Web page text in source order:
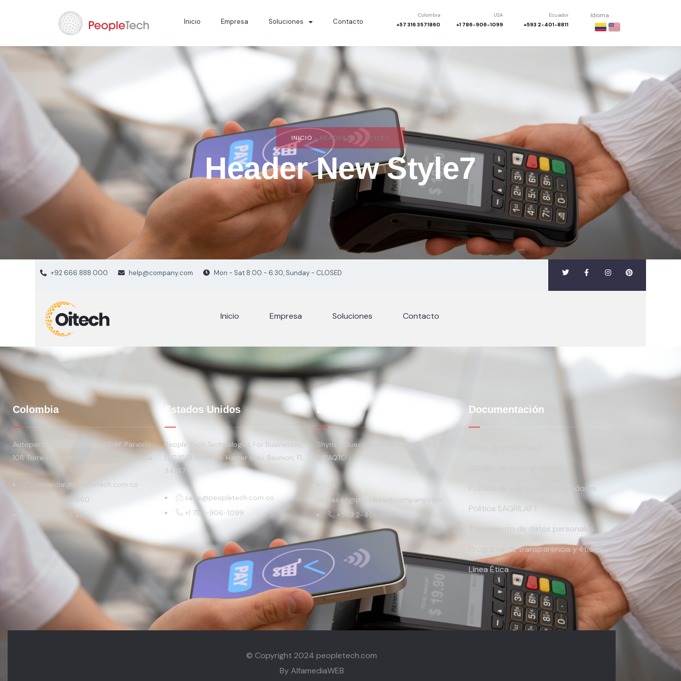
Inicio Empresa Soluciones Contacto
Colombia
+57 316 3571860
USA
+1 786-906-1099
Ecuador
+593 2-401-8811
Idioma
INICIO »HEADER NEW STYLE7
Header New Style7
+92 666 888 000 help@company.com Mon - Sat 8:00 - 6:30, Sunday - CLOSED
Inicio Empresa Soluciones Contacto
Colombia
Autopista Norte No 108-27 | Edif. Paralelo
108 Torre 1 Oficina 1103. Bogotá, Colombia
comercial@peopletech.com.co
+ 57 316 3571860
+601 877 03 37
Estados Unidos
People Tech Technologies For Businesses,
LLC 1501 Northern Harrier Way, Reunion, FL
34747
sales@peopletech.com.co
+1 786-906-1099
Ecuador
Shyris y Suecia, Edificio IQON Piso 2
IMPAQTO
ventas.ec@peopletechcompany.com
+593 2-401-8811
Documentación
Política de seguridad proveedores
Política SAGRILAFT
Tratamiento de datos personales
Programa de transparencia y ética
Línea Ética
© Copyright 2024 peopletech.com
ByAlfamediaWEB